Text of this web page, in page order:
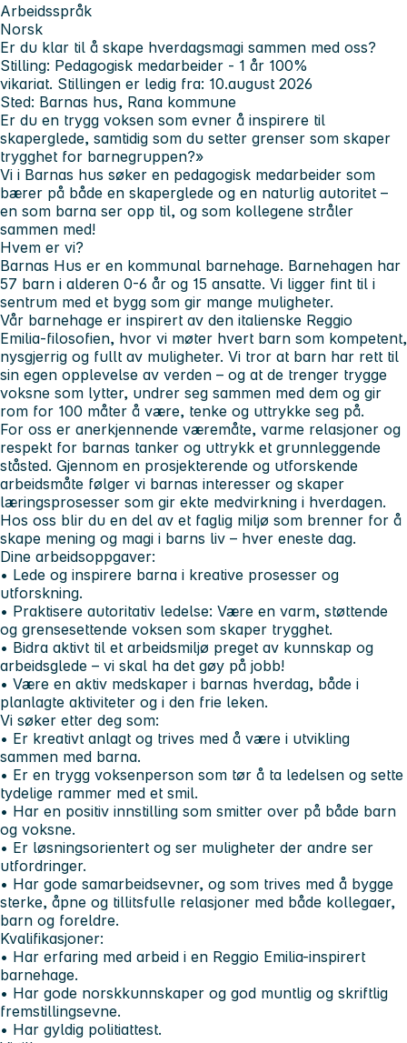
Arbeidsspråk
Norsk
Er du klar til å skape hverdagsmagi sammen med oss?
Stilling: Pedagogisk medarbeider - 1 år 100%
vikariat. Stillingen er ledig fra: 10.august 2026
Sted: Barnas hus, Rana kommune
Er du en trygg voksen som evner å inspirere til
skaperglede, samtidig som du setter grenser som skaper
trygghet for barnegruppen?»
Vi i Barnas hus søker en pedagogisk medarbeider som
bærer på både en skaperglede og en naturlig autoritet –
en som barna ser opp til, og som kollegene stråler
sammen med!
Hvem er vi?
Barnas Hus er en kommunal barnehage. Barnehagen har
57 barn i alderen 0-6 år og 15 ansatte. Vi ligger fint til i
sentrum med et bygg som gir mange muligheter.
Vår barnehage er inspirert av den italienske Reggio
Emilia‑filosofien, hvor vi møter hvert barn som kompetent,
nysgjerrig og fullt av muligheter. Vi tror at barn har rett til
sin egen opplevelse av verden – og at de trenger trygge
voksne som lytter, undrer seg sammen med dem og gir
rom for 100 måter å være, tenke og uttrykke seg på.
For oss er anerkjennende væremåte, varme relasjoner og
respekt for barnas tanker og uttrykk et grunnleggende
ståsted. Gjennom en prosjekterende og utforskende
arbeidsmåte følger vi barnas interesser og skaper
læringsprosesser som gir ekte medvirkning i hverdagen.
Hos oss blir du en del av et faglig miljø som brenner for å
skape mening og magi i barns liv – hver eneste dag.
Dine arbeidsoppgaver:
• Lede og inspirere barna i kreative prosesser og
utforskning.
• Praktisere autoritativ ledelse: Være en varm, støttende
og grensesettende voksen som skaper trygghet.
• Bidra aktivt til et arbeidsmiljø preget av kunnskap og
arbeidsglede – vi skal ha det gøy på jobb!
• Være en aktiv medskaper i barnas hverdag, både i
planlagte aktiviteter og i den frie leken.
Vi søker etter deg som:
• Er kreativt anlagt og trives med å være i utvikling
sammen med barna.
• Er en trygg voksenperson som tør å ta ledelsen og sette
tydelige rammer med et smil.
• Har en positiv innstilling som smitter over på både barn
og voksne.
• Er løsningsorientert og ser muligheter der andre ser
utfordringer.
• Har gode samarbeidsevner, og som trives med å bygge
sterke, åpne og tillitsfulle relasjoner med både kollegaer,
barn og foreldre.
Kvalifikasjoner:
• Har erfaring med arbeid i en Reggio Emilia-inspirert
barnehage.
• Har gode norskkunnskaper og god muntlig og skriftlig
fremstillingsevne.
• Har gyldig politiattest.